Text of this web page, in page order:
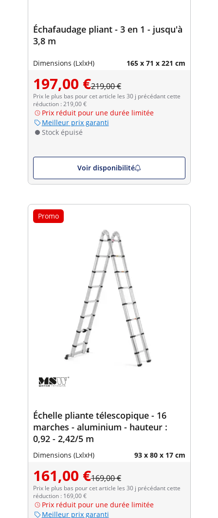
Échafaudage pliant - 3 en 1 - jusqu'à
3,8 m
Dimensions (LxlxH) 165 x 71 x 221 cm
197,00 €219,00 €
Prix le plus bas pour cet article les 30 j précédant cette
réduction : 219,00 €
Prix réduit pour une durée limitée
Meilleur prix garanti
Stock épuisé
Voir disponibilité
Promo
Échelle pliante télescopique - 16
marches - aluminium - hauteur :
0,92 - 2,42/5 m
Dimensions (LxlxH) 93 x 80 x 17 cm
161,00 €169,00 €
Prix le plus bas pour cet article les 30 j précédant cette
réduction : 169,00 €
Prix réduit pour une durée limitée
Meilleur prix garanti